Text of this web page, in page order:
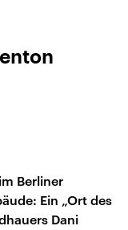
Berliner
Ein „Ort des
Dani